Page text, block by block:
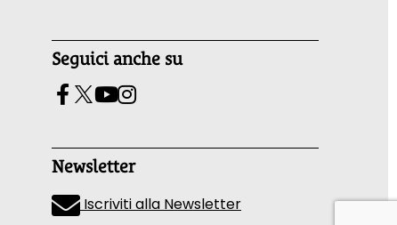
Seguici anche su
Newsletter
Iscriviti alla Newsletter